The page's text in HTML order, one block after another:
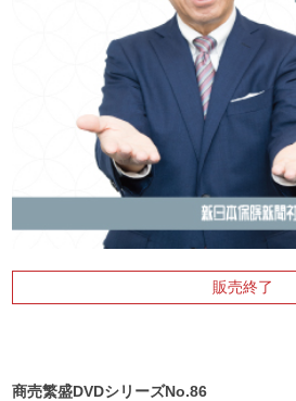
販売終了
商売繁盛DVDシリーズNo.86